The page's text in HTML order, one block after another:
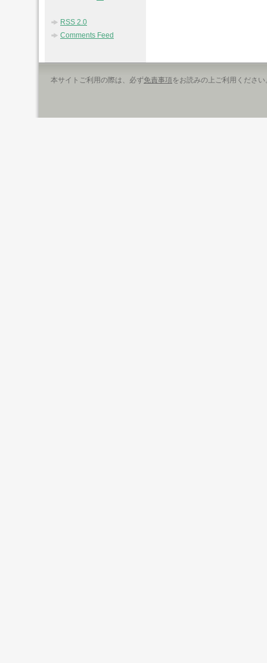
RSS 2.0
Comments Feed
本サイトご利用の際は、必ず免責事項をお読みの上ご利用ください